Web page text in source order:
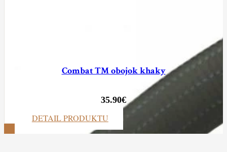
Combat TM obojok khaky
35.90€
DETAIL PRODUKTU